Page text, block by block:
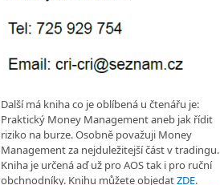
Další má kniha co je oblíbená u čtenářu je:
Praktický Money Management aneb jak řídit
riziko na burze. Osobně považuji Money
Management za nejduležitejší část v tradingu.
Kniha je určená aď už pro AOS tak i pro ruční
obchnodníky. Knihu můžete objedatZDE.